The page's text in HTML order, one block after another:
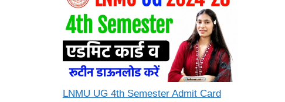
LNMU UG 4th Semester Admit Card